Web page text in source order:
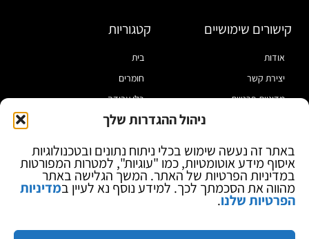
ניהול ההגדרות שלך
באתר זה נעשה שימוש בכלי ניתוח נתונים ובטכנולוגיות
איסוף מידע אוטומטיות, כמו "עוגיות", למטרות המפורטות
במדיניות הפרטיות של האתר. המשך הגלישה באתר
מהווה את הסכמתך לכך. למידע נוסף נא לעיין במדיניות
הפרטיות שלנו.
קישורים שימושיים
אודות
יצירת קשר
מדיניות פרטיות
בלוג
קטגוריות
בית
חומרים
כלי עבודה
מוצרי הלחמה
ספקי כח ומודדים
ציוד אופטי להגדלה